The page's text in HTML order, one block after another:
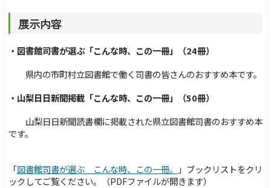
展示内容
・図書館司書が選ぶ「こんな時、この一冊」（24冊）
県内の市町村立図書館で働く司書の皆さんのおすすめ本です。
・山梨日日新聞掲載「こんな時、この一冊」（50冊）
山梨日日新聞読書欄に掲載された県立図書館司書のおすすめ本
です。
「図書館司書が選ぶ こんな時、この一冊。
」ブックリストをクリ
ックしてご覧ください。（PDFファイルが開きます）